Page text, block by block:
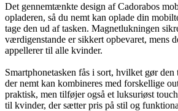
Det gennemtænkte design af Cadorabos
opladeren, så du nemt kan oplade din
tage den ud af tasken. Magnetlukningen
værdigenstande er sikkert opbevaret, mens
appellerer til alle kvinder.
Smartphonetasken fås i sort, hvilket gør
der nemt kan kombineres med forskellige
praktisk, men tilføjer også et luksuriøst
til kvinder, der sætter pris på stil og